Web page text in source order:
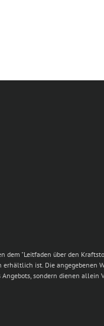
"Leitfaden über den
ist. Die angegebenen
sondern dienen allein